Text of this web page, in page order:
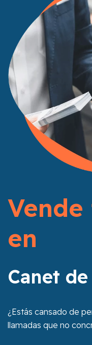
en
Canet
¿Estás cansado de
llamadas que no